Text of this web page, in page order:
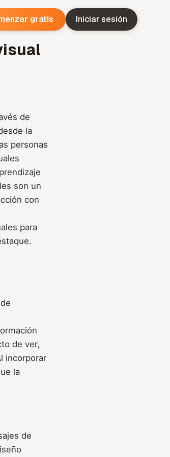
gratis Iniciar sesión
de
la
personas
son un
con
para
de ver,
incorporar
la
de